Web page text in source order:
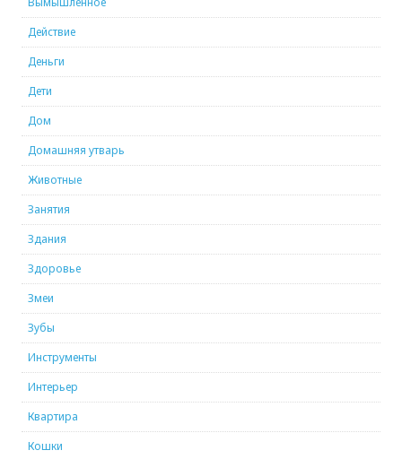
Действие
Деньги
Дети
Дом
Домашняя утварь
Животные
Занятия
Здания
Здоровье
Змеи
Зубы
Инструменты
Интерьер
Квартира
Кошки